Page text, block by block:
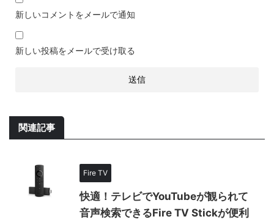
新しいコメントをメールで通知
新しい投稿をメールで受け取る
関連記事
Fire TV
快適！テレビでYouTubeが観られて
音声検索できるFire TV Stickが便利